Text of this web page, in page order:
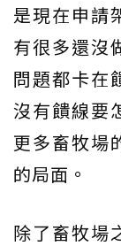
是現在申請
有很多還沒
問題都卡在
沒有饋線要
更多畜牧場
的局面。
除了畜牧場